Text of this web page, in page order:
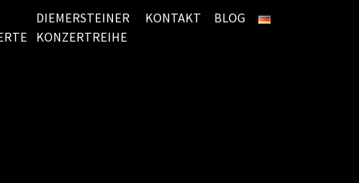
DIEMERSTEINER
KONZERTREIHE
KONTAKT BLOG